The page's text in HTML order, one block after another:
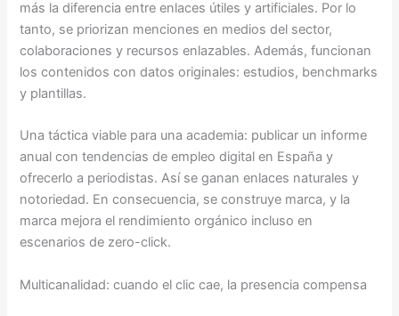
más la diferencia entre enlaces útiles y artificiales. Por lo
tanto, se priorizan menciones en medios del sector,
colaboraciones y recursos enlazables. Además, funcionan
los contenidos con datos originales: estudios, benchmarks
y plantillas.
Una táctica viable para una academia: publicar un informe
anual con tendencias de empleo digital en España y
ofrecerlo a periodistas. Así se ganan enlaces naturales y
notoriedad. En consecuencia, se construye marca, y la
marca mejora el rendimiento orgánico incluso en
escenarios de zero-click.
Multicanalidad: cuando el clic cae, la presencia compensa